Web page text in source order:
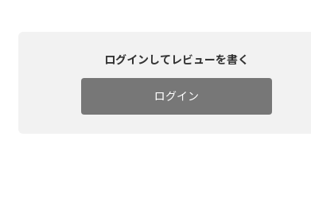
ログインしてレビューを書く
ログイン